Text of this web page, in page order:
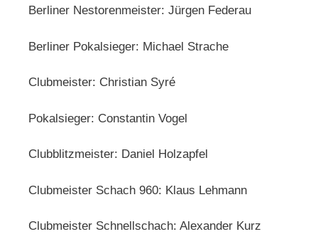
Berliner Nestorenmeister: Jürgen Federau
Berliner Pokalsieger: Michael Strache
Clubmeister: Christian Syré
Pokalsieger: Constantin Vogel
Clubblitzmeister: Daniel Holzapfel
Clubmeister Schach 960: Klaus Lehmann
Clubmeister Schnellschach: Alexander Kurz